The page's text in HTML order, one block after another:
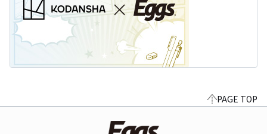
PAGE TOP